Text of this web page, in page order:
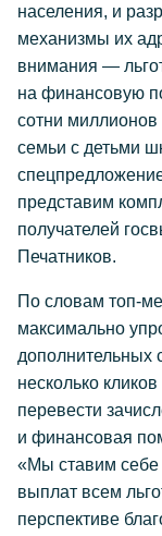
населения, и
механизмы их
внимания —
на финансовую
сотни
семьи с детьми
представим
получателей
Печатников.
По словам топ-
максимально
дополнительных
несколько
перевести
и финансовая
«Мы ставим себе
выплат всем
перспективе